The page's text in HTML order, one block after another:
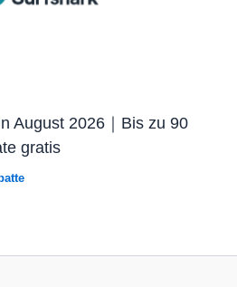
August 2026｜Bis zu 90
gratis